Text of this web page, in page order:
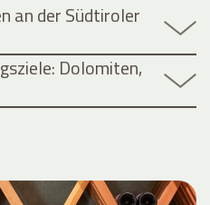
an der Südtiroler
Dolomiten,